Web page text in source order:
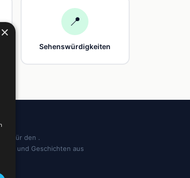
📍
Sehenswürdigkeiten
für den .
und Geschichten aus
×